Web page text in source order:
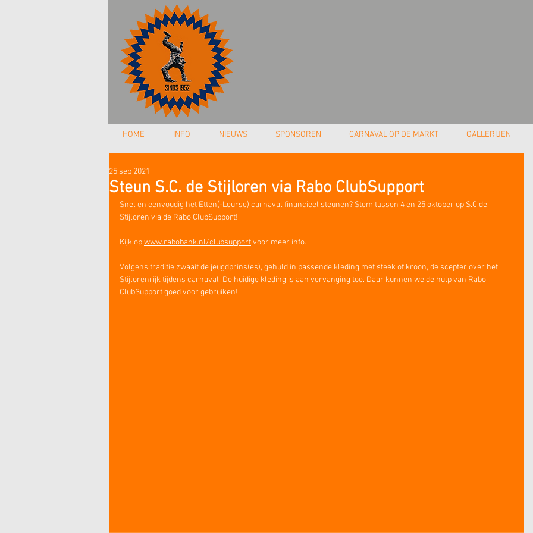
HOME INFO NIEUWS SPONSOREN CARNAVAL OP DE MARKT GALLERIJEN
Steun S.C. de Stijloren via Rabo ClubSupport
25 sep 2021
Snel en eenvoudig het Etten(-Leurse) carnaval financieel steunen? Stem tussen 4 en 25 oktober op S.C de
Stijloren via de Rabo ClubSupport!
Kijk opwww.rabobank.nl/clubsupport voor meer info.
Volgens traditie zwaait de jeugdprins(es), gehuld in passende kleding met steek of kroon, de scepter over het
Stijlorenrijk tijdens carnaval. De huidige kleding is aan vervanging toe. Daar kunnen we de hulp van Rabo
ClubSupport goed voor gebruiken!